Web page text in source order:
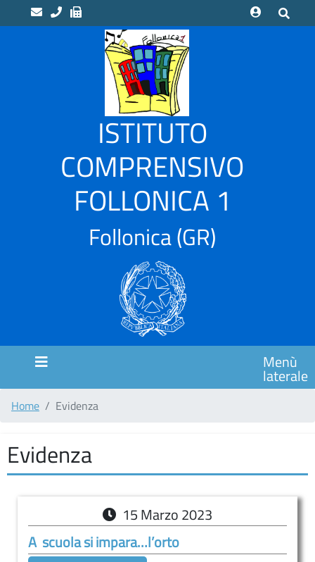
ISTITUTO
COMPRENSIVO
FOLLONICA 1
Follonica(GR)
Menù
laterale
“LUCA
PACIOLI”
Indirizzo
Musicale
“CAMPI
ALTI”
Scuola
Infanzia
CASSARELLO
MARCHE
SCUOLA
SCUOLA
CALVINO
PRIMARIA
GIANNI
RODARI
Home Evidenza
Evidenza
15 Marzo 2023
A scuola si impara…l’orto